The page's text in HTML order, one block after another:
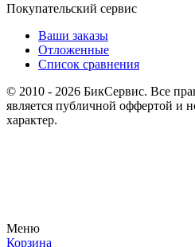
Покупательский сервис
Ваши заказы
Отложенные
Список сравнения
© 2010 - 2026 БикСервис. Все
является публичной оффертой и
характер.
Меню
Корзина